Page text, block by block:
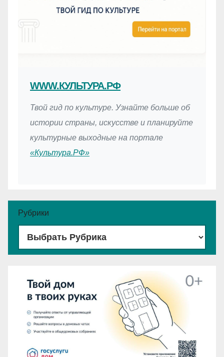
WWW.КУЛЬТУРА.РФ
Твой гид по культуре. Узнайте больше об
истории страны, искусстве и планируйте
культурные выходные на портале
«Культура.РФ»
Рубрики